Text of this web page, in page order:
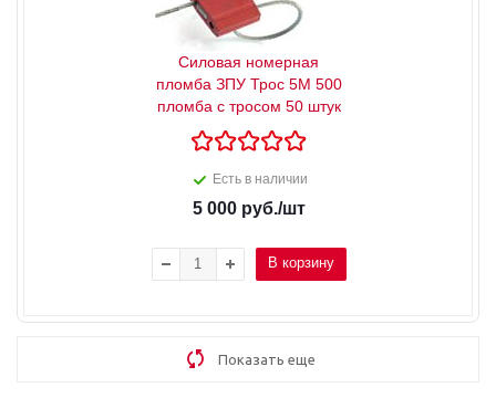
Силовая номерная
пломба ЗПУ Трос 5М 500
пломба с тросом 50 штук
Есть в наличии
5 000руб./шт
В корзину
Показать еще